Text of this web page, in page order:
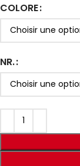
COLORE
NR.